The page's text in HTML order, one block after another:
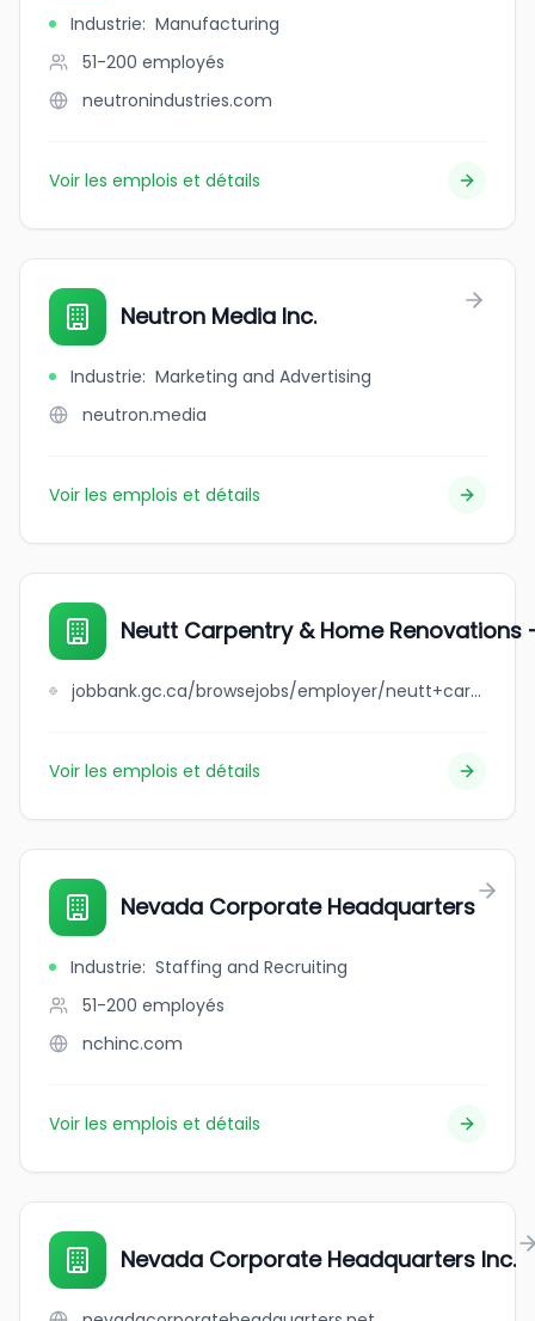
Industrie: Manufacturing
51-200 employés
neutronindustries.com
Voir les emplois et détails
Neutron Media Inc.
Industrie: Marketing and Advertising
neutron.media
Voir les emplois et détails
Neutt Carpentry & Home Renovations
jobbank.gc.ca/browsejobs/employer/neutt+carpentry+%26+home+renovations+-+rural+mb.+youth+program/ca
Voir les emplois et détails
Nevada Corporate Headquarters
Industrie: Staffing and Recruiting
51-200 employés
nchinc.com
Voir les emplois et détails
Nevada Corporate Headquarters Inc.